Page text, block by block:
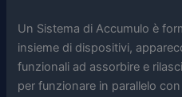
Un Sistema di Accumulo è
insieme di dispositivi,
funzionali ad assorbire e
per funzionare in parallelo